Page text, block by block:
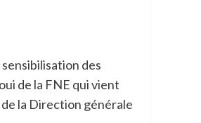
des
de la FNE qui vient
la Direction générale